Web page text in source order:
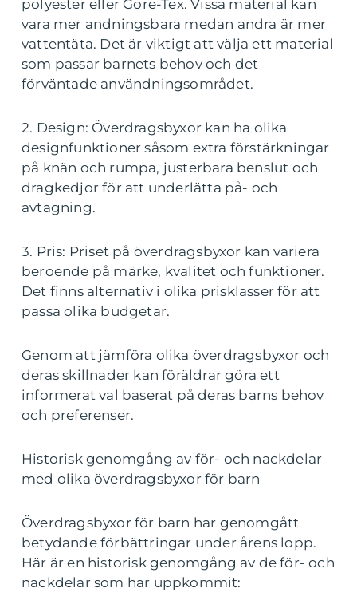
polyester eller Gore-Tex. Vissa material kan
vara mer andningsbara medan andra är mer
vattentäta. Det är viktigt att välja ett material
som passar barnets behov och det
förväntade användningsområdet.
2. Design: Överdragsbyxor kan ha olika
designfunktioner såsom extra förstärkningar
på knän och rumpa, justerbara benslut och
dragkedjor för att underlätta på- och
avtagning.
3. Pris: Priset på överdragsbyxor kan variera
beroende på märke, kvalitet och funktioner.
Det finns alternativ i olika prisklasser för att
passa olika budgetar.
Genom att jämföra olika överdragsbyxor och
deras skillnader kan föräldrar göra ett
informerat val baserat på deras barns behov
och preferenser.
Historisk genomgång av för- och nackdelar
med olika överdragsbyxor för barn
Överdragsbyxor för barn har genomgått
betydande förbättringar under årens lopp.
Här är en historisk genomgång av de för- och
nackdelar som har uppkommit: